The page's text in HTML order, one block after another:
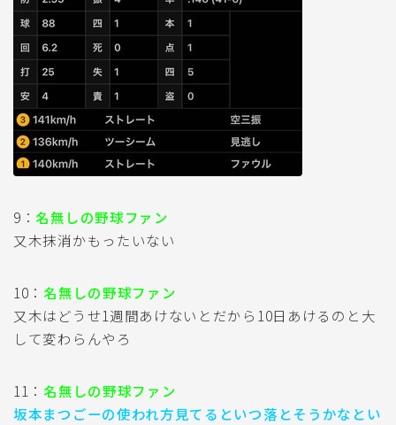
9： 名無しの野球ファン
又木抹消かもったいない
10： 名無しの野球ファン
又木はどうせ1週間あけないとだから10日あけるのと大
して変わらんやろ
11： 名無しの野球ファン
坂本まつごーの使われ方見てるといつ落とそうかなとい